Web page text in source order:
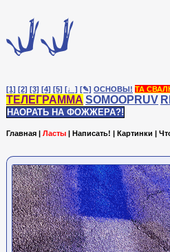
[1] [2] [3] [4] [5] [♩] [✎] ОСНОВЫ! ТА
ТЕЛЕГРАММА SOMOOPRUV
НАОРАТЬ НА ФОЖЖЕРА?!
Главная | Ласты | Написать! | Картинки |